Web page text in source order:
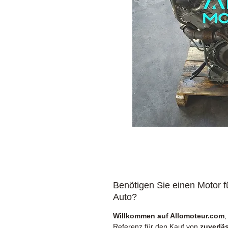
Benötigen Sie einen Motor
Auto?
Willkommen auf Allomoteur.com
Referenz für den Kauf von